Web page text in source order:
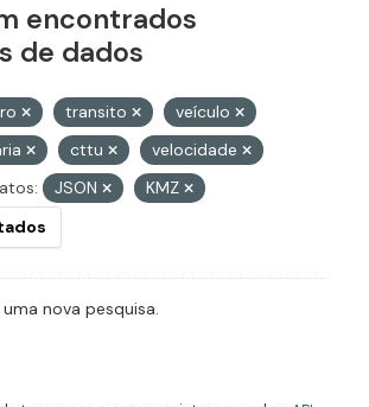
encontrados
de dados
transito
veículo
cttu
velocidade
JSON
KMZ
nova pesquisa.